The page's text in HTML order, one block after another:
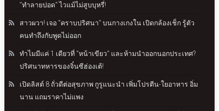
"ทำลายปอด" ไวแม้ไม่สูบบุหรี่!
สาวผวา! เจอ "คราบปริศนา" บนกางเกงใน เปิดกล้องเช็ก รู้ตัว
คนทำถึงกับพูดไม่ออก
ทำไมมีแค่ 1 เดียวที่ "หน้าเขียว" และห้ามนำออกนอกประเทศ?
ปริศนาทหารของจิ๋นซีฮ่องเต้!
เปิดลิสต์ 8 ถั่วดีต่อสุขภาพ กูรูแนะนำ เพิ่มโปรตีน-ใยอาหาร อิ่ม
นาน แถมราคาไม่แพง